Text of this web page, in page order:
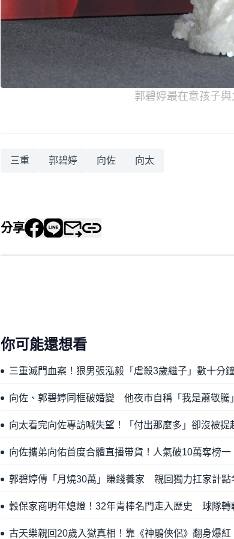
郭碧婷最在意孩子
三重 郭碧婷 向佐 向太
分享
你可能還想看
三重滅門血案！狠男張泓毅「虐殺3歲繼子」數十分
向佐、郭碧婷同框破婚變 他夜市自稱「我是蕭敬騰
向太看完向佐專訪喊失望！「付出那麼多」卻沒被
向佐攜弟向佑首度合體直播帶貨！人氣破10萬奪榜
郭碧婷傳「月燒30萬」賺錢養家 親回獨力扛家計點
穀保家商明年熄燈！32年青棒名門走入歷史 球隊轉
古天樂親回20歲入獄真相！靠《神鵰俠侶》翻身爆